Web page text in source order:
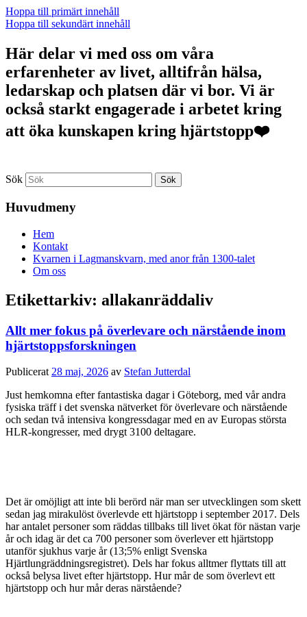
Hoppa till primärt innehåll
Hoppa till sekundärt innehåll
Här delar vi med oss om våra
erfarenheter av livet, alltifrån hälsa,
ledarskap och platsen där vi bor. Vi är
också starkt engagerade i arbetet kring
att öka kunskapen kring hjärtstopp❤️
Sök
Huvudmeny
Hem
Kontakt
Kvarnen i Lagmanskvarn, med anor från 1300-talet
Om oss
Etikettarkiv: allakanräddaliv
Allt mer fokus på överlevare och närstående inom
hjärtstoppsforskningen
Publicerat 28 maj, 2026 av Stefan Jutterdal
Just hemkomna efter fantastiska dagar i Göteborg, med vår andra
fysiska träff i det svenska nätverket för överlevare och närstående
och sedan två intensiva kongressdagar med en av Europas största
HLR-kongresser, med drygt 3100 deltagare.
Det är omöjligt att inte bli berörd när man ser utvecklingen som skett
sedan jag mirakulöst överlevde ett hjärtstopp i september 2017. Dels
har antalet personer som räddas tillbaks till livet ökat för nästan varje
år och idag är det ca 700 personer som överlever ett hjärtstopp
utanför sjukhus varje år (13;5% enligt Svenska
Hjärtlungräddningsregistret). Dels har fokus alltmer flyttats till att
också belysa livet efter hjärtstopp. Hur mår de som överlevt ett
hjärtstopp och hur mår deras närstående?